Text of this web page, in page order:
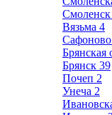
Смоленск
Вязьма 4
Сафоново
Брянская
Брянск 39
Почеп 2
Унеча 2